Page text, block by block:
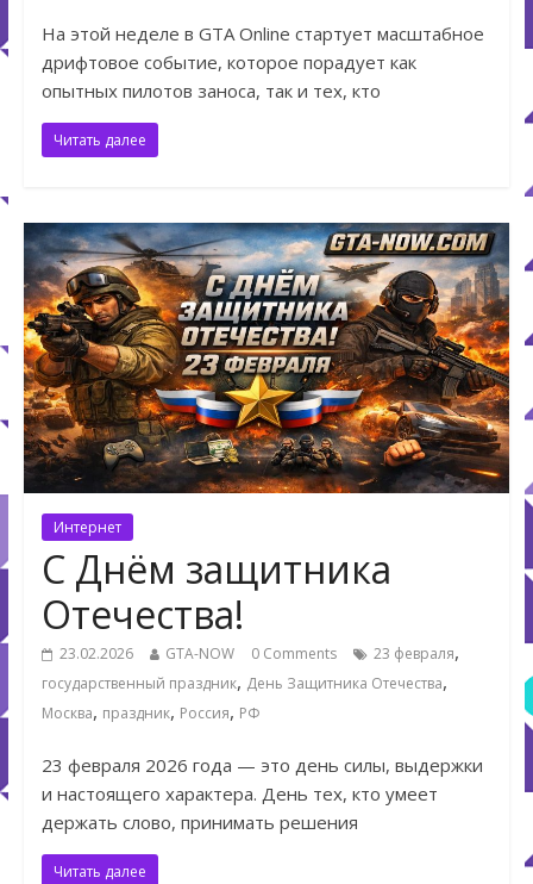
На этой неделе в GTA Online стартует масштабное
дрифтовое событие, которое порадует как
опытных пилотов заноса, так и тех, кто
Читать далее
Интернет
С Днём защитника
Отечества!
23.02.2026 GTA-NOW 0 Comments 23 февраля,
государственный праздник, День Защитника Отечества,
Москва, праздник, Россия, РФ
23 февраля 2026 года — это день силы, выдержки
и настоящего характера. День тех, кто умеет
держать слово, принимать решения
Читать далее